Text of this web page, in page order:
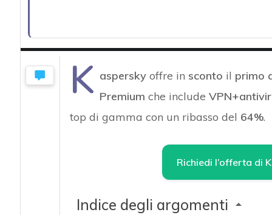
K asperskyoffre in sconto il primo
Premium che include
top di gamma con un ribasso del 64%.
Richiedi l’offerta di
Indice degli argomenti